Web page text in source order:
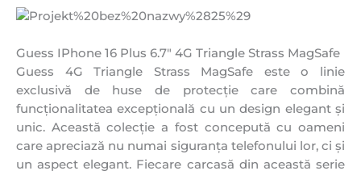
Guess IPhone 16 Plus 6.7″ 4G Triangle Strass MagSafe
Guess 4G Triangle Strass MagSafe este o linie
exclusivă de huse de protecție care combină
funcționalitatea excepțională cu un design elegant și
unic. Această colecție a fost concepută cu oameni
care apreciază nu numai siguranța telefonului lor, ci și
un aspect elegant. Fiecare carcasă din această serie